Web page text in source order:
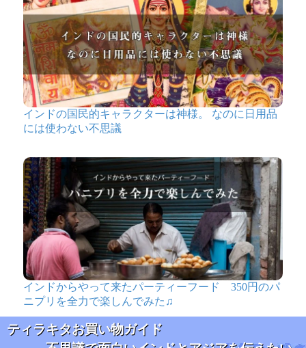
インドの国民的キャラクターは神様。 なのに日用品
には使わない不思議
インドからやって来たパーティーフード 350円のパ
ニプリを全力で楽しんでみた♫
ティラキタお買い物ガイド